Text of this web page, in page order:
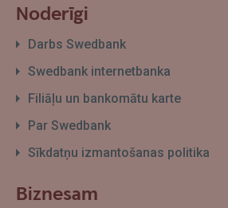
Noderīgi
Darbs Swedbank
Swedbank internetbanka
Filiāļu un bankomātu karte
Par Swedbank
Sīkdatņu izmantošanas politika
Biznesam